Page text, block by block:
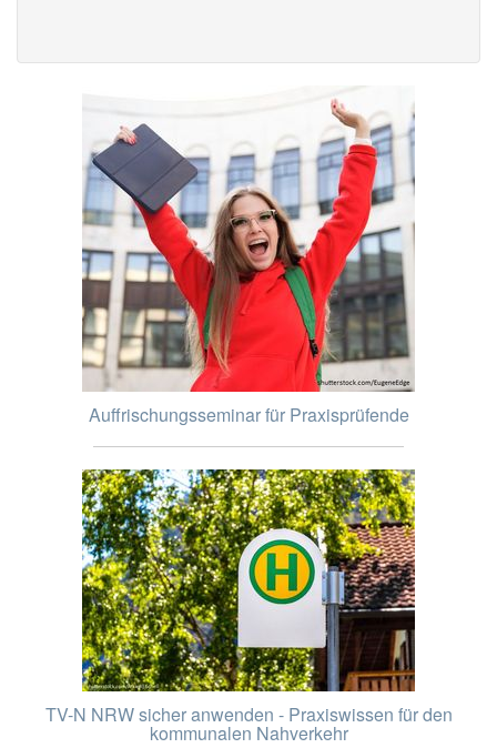
Auffrischungsseminar für Praxisprüfende
TV-N NRW sicher anwenden - Praxiswissen für den
kommunalen Nahverkehr